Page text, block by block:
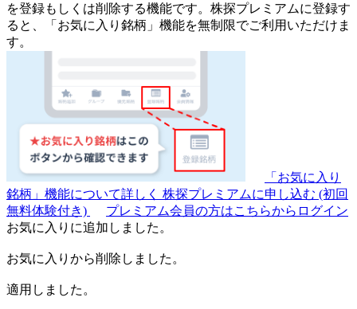
を登録もしくは削除する機能です。 株探プレミアムに登録す
ると、「お気に入り銘柄」機能を無制限でご利用いただけま
す。
「お気に入り
銘柄」機能について詳しく 株探プレミアムに申し込む (初回
無料体験付き)
プレミアム会員の方はこちらからログイン
お気に入りに追加しました。
お気に入りから削除しました。
適用しました。